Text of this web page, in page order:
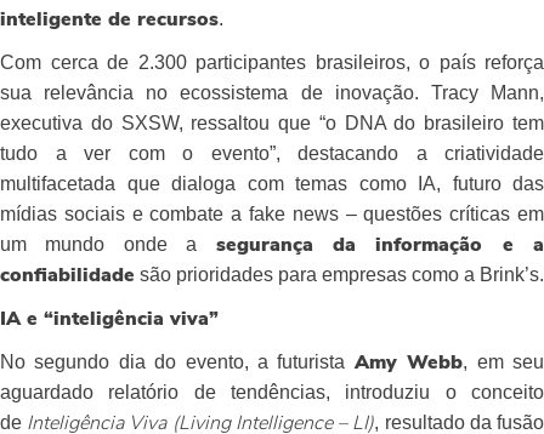
inteligente de recursos.
Com cerca de 2.300 participantes brasileiros, o país reforça
sua relevância no ecossistema de inovação. Tracy Mann,
executiva do SXSW, ressaltou que “o DNA do brasileiro tem
tudo a ver com o evento”, destacando a criatividade
multifacetada que dialoga com temas como IA, futuro das
mídias sociais e combate a fake news – questões críticas em
um mundo onde a segurança da informação e a
confiabilidade são prioridades para empresas como a Brink’s.
IA e “inteligência viva”
No segundo dia do evento, a futurista Amy Webb, em seu
aguardado relatório de tendências, introduziu o conceito
de Inteligência Viva (Living Intelligence – LI), resultado da fusão